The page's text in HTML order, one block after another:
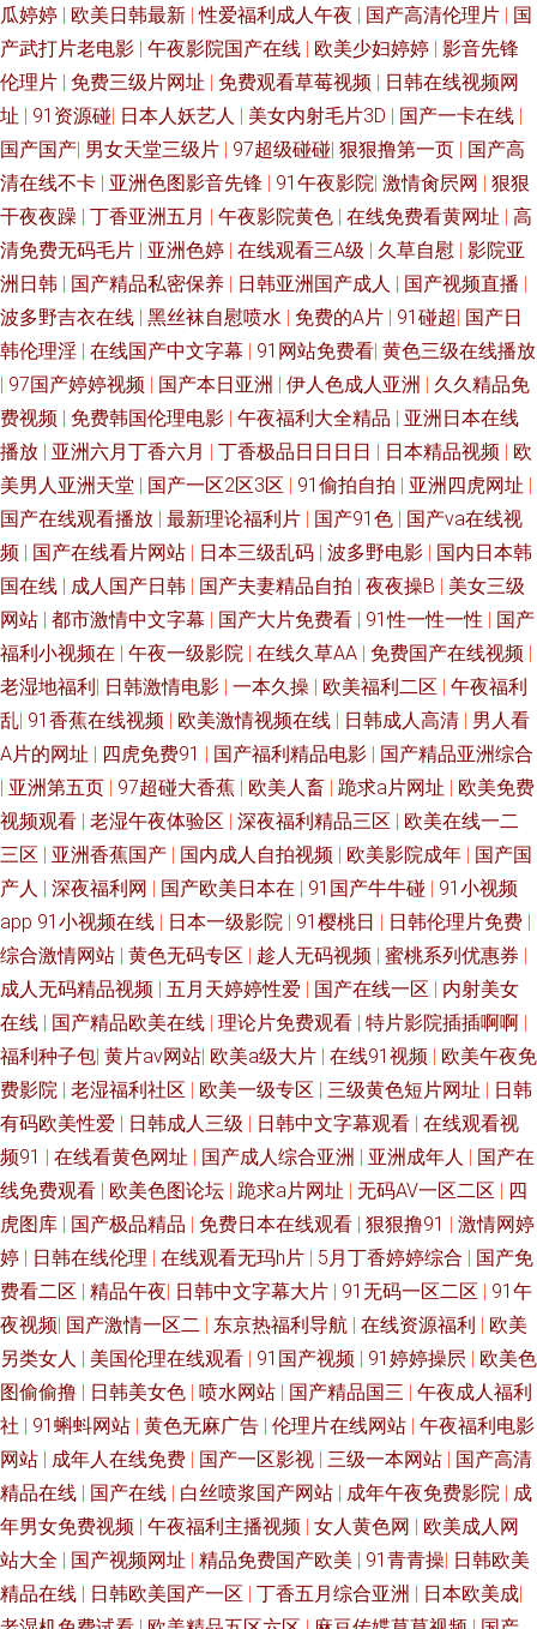
瓜婷婷 | 欧美日韩最新 |性爱福利成人午夜 | 国产高清伦理片 | 国
产武打片老电影 | 午夜影院国产在线 | 欧美少妇婷婷 | 影音先锋
伦理片 | 免费三级片网址 | 免费观看草莓视频 | 日韩在线视频网
址 | 91资源碰| 日本人妖艺人 | 美女内射毛片3D | 国产一卡在线 |
国产国产| 男女天堂三级片 | 97超级碰碰| 狠狠撸第一页 | 国产高
清在线不卡 | 亚洲色图影音先锋 | 91午夜影院| 激情肏屄网 | 狠狠
干夜夜躁 | 丁香亚洲五月 | 午夜影院黄色 | 在线免费看黄网址 | 高
清免费无码毛片 | 亚洲色婷 | 在线观看三A级 | 久草自慰 | 影院亚
洲日韩 | 国产精品私密保养 | 日韩亚洲国产成人 | 国产视频直播 |
波多野吉衣在线 | 黑丝袜自慰喷水 | 免费的A片 | 91碰超| 国产日
韩伦理淫 | 在线国产中文字幕 | 91网站免费看| 黄色三级在线播放
| 97国产婷婷视频 | 国产本日亚洲 | 伊人色成人亚洲 | 久久精品免
费视频 | 免费韩国伦理电影 | 午夜福利大全精品 | 亚洲日本在线
播放 | 亚洲六月丁香六月 | 丁香极品日日日日 | 日本精品视频 | 欧
美男人亚洲天堂 | 国产一区2区3区 | 91偷拍自拍 | 亚洲四虎网址 |
国产在线观看播放 | 最新理论福利片 | 国产91色 | 国产va在线视
频 | 国产在线看片网站 | 日本三级乱码 | 波多野电影 | 国内日本韩
国在线 | 成人国产日韩 | 国产夫妻精品自拍 | 夜夜操B | 美女三级
网站 | 都市激情中文字幕 | 国产大片免费看 | 91性一性一性 | 国产
福利小视频在 | 午夜一级影院 | 在线久草AA | 免费国产在线视频 |
老湿地福利| 日韩激情电影 | 一本久操 | 欧美福利二区 | 午夜福利
乱| 91香蕉在线视频 | 欧美激情视频在线 | 日韩成人高清 | 男人看
A片的网址 | 四虎免费91 | 国产福利精品电影 | 国产精品亚洲综合
| 亚洲第五页 | 97超碰大香蕉 | 欧美人畜 | 跪求a片网址 | 欧美免费
视频观看 | 老湿午夜体验区 | 深夜福利精品三区 | 欧美在线一二
三区 | 亚洲香蕉国产 | 国内成人自拍视频 | 欧美影院成年 | 国产国
产人 | 深夜福利网 | 国产欧美日本在 | 91国产牛牛碰 | 91小视频
app 91小视频在线 | 日本一级影院 | 91樱桃日 | 日韩伦理片免费 |
综合激情网站 | 黄色无码专区 | 趁人无码视频 | 蜜桃系列优惠券 |
成人无码精品视频 | 五月天婷婷性爱 | 国产在线一区 | 内射美女
在线 | 国产精品欧美在线 | 理论片免费观看 | 特片影院插插啊啊 |
福利种子包| 黄片av网站| 欧美a级大片 | 在线91视频 | 欧美午夜免
费影院 | 老湿福利社区 | 欧美一级专区 | 三级黄色短片网址 | 日韩
有码欧美性爱 | 日韩成人三级 | 日韩中文字幕观看 | 在线观看视
频91 | 在线看黄色网址 | 国产成人综合亚洲 | 亚洲成年人 | 国产在
线免费观看 | 欧美色图论坛 | 跪求a片网址 | 无码AV一区二区 | 四
虎图库 | 国产极品精品 | 免费日本在线观看 | 狠狠撸91 | 激情网婷
婷 | 日韩在线伦理 | 在线观看无玛h片 | 5月丁香婷婷综合 | 国产免
费看二区 | 精品午夜| 日韩中文字幕大片 | 91无码一区二区 | 91午
夜视频| 国产激情一区二 | 东京热福利导航 | 在线资源福利 | 欧美
另类女人 | 美国伦理在线观看 | 91国产视频 | 91婷婷操屄 | 欧美色
图偷偷撸 | 日韩美女色 | 喷水网站 | 国产精品国三 | 午夜成人福利
社 | 91蝌蚪网站 | 黄色无麻广告 | 伦理片在线网站 | 午夜福利电影
网站 | 成年人在线免费 | 国产一区影视 | 三级一本网站 | 国产高清
精品在线 | 国产在线 | 白丝喷浆国产网站 | 成年午夜免费影院 | 成
年男女免费视频 | 午夜福利主播视频 | 女人黄色网 | 欧美成人网
站大全 | 国产视频网址 | 精品免费国产欧美 | 91青青操| 日韩欧美
精品在线 | 日韩欧美国产一区 | 丁香五月综合亚洲 | 日本欧美成|